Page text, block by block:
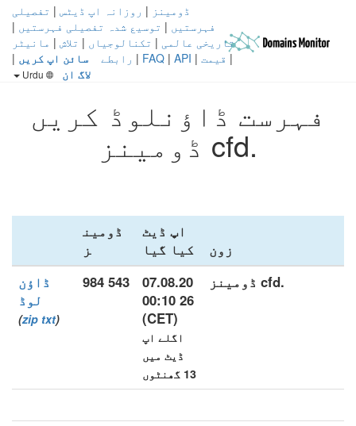
ڈومینز | روزانہ اپ ڈیٹس | تفصیلی
فہرستیں | توسیع شدہ تفصیلی فہرستیں |
تاریخی عالمی | تکنالوجیاں | تلاش | مانیٹر
| قیمت |
FAQ | API
| رابطے سائن اپ کریں |
لاگ ان
فہرست ڈاؤنلوڈ کریں
.cfd ڈومینز
زون
اپ ڈیٹ
کیا گیا
ڈومین
ز
.cfd ڈومینز
07.08.20
26 00:10
(CET)
اگلے اپ
ڈیٹ میں
13 گھنٹوں
543 984
ڈاؤن
لوڈ
(
zip txt
)